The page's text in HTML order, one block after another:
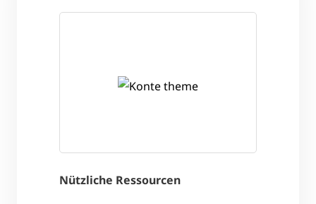
Nützliche Ressourcen